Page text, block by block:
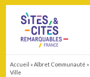
Accueil »Albret Communauté »
Ville